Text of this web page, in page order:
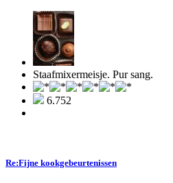
Staafmixermeisje. Pur sang.
6.752
Re:Fijne kookgebeurtenissen